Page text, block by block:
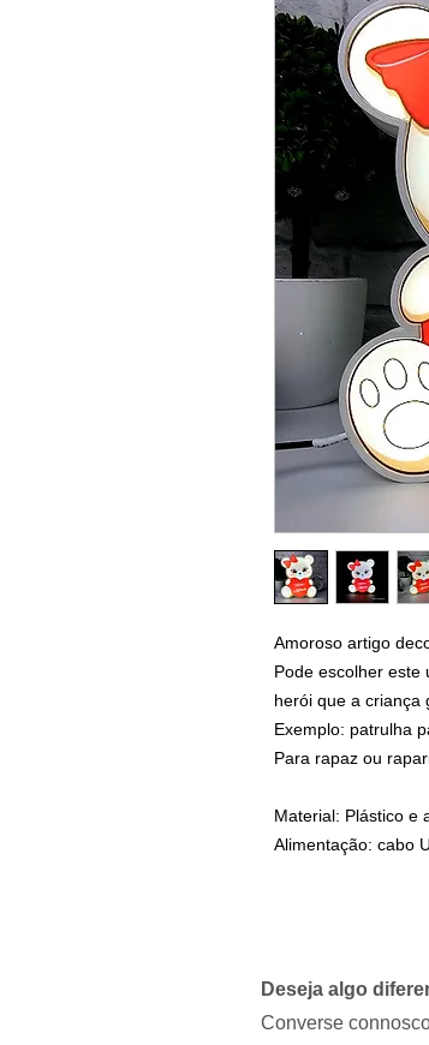
Amoroso artigo
Pode escolher este
herói que a criança
Exemplo: patrulha
Para rapaz ou
Material: Plástico e
Alimentação: cabo
Deseja algo
Converse